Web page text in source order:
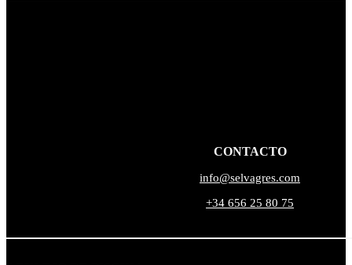
CONTACTO
info@selvagres.com
+34 656 25 80 75